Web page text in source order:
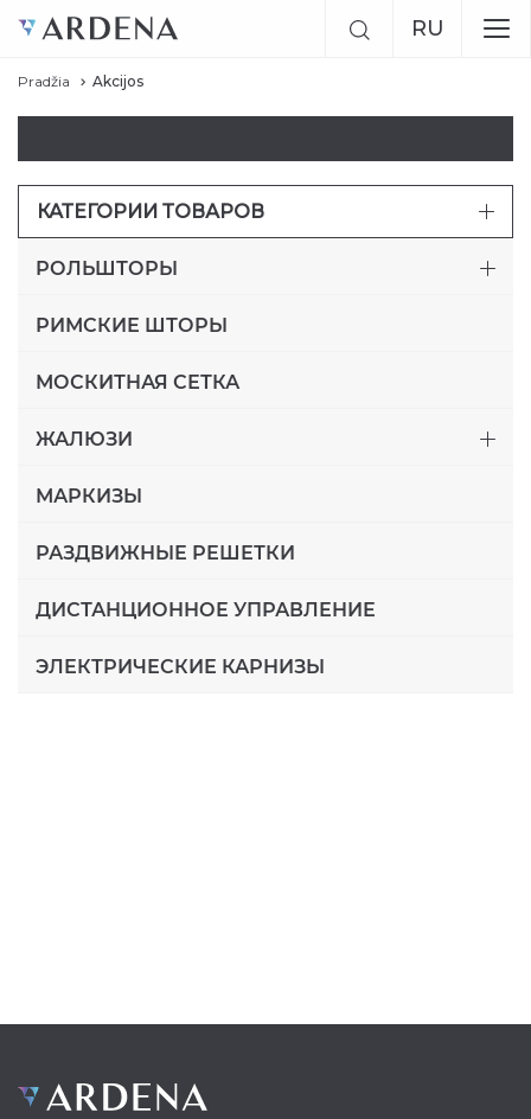
RU
Pradžia Akcijos
КАТЕГОРИИ ТОВАРОВ
РОЛЬШТОРЫ
РИМСКИЕ ШТОРЫ
МОСКИТНАЯ СЕТКА
ЖАЛЮЗИ
МАРКИЗЫ
РАЗДВИЖНЫЕ РЕШЕТКИ
ДИСТАНЦИОННОЕ УПРАВЛЕНИЕ
ЭЛЕКТРИЧЕСКИЕ КАРНИЗЫ